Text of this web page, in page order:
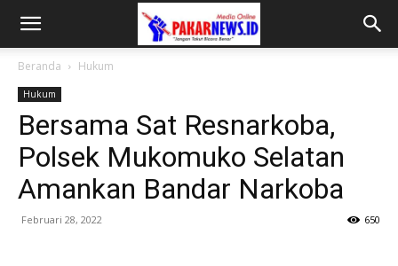
Beranda Hukum
Hukum
Bersama Sat Resnarkoba,
Polsek Mukomuko Selatan
Amankan Bandar Narkoba
Februari 28, 2022 650